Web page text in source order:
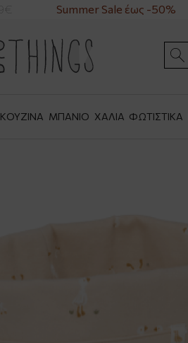
Summer Sale έως -50%
ΚΟΥΖΙΝΑ ΜΠΑΝΙΟ ΧΑΛΙΑ ΦΩΤΙΣΤΙΚΑ